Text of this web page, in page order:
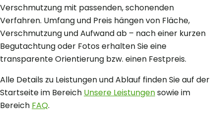
Verschmutzung mit passenden, schonenden
Verfahren. Umfang und Preis hängen von Fläche,
Verschmutzung und Aufwand ab – nach einer kurzen
Begutachtung oder Fotos erhalten Sie eine
transparente Orientierung bzw. einen Festpreis.
Alle Details zu Leistungen und Ablauf finden Sie auf der
Startseite im Bereich Unsere Leistungensowie im
Bereich FAQ.